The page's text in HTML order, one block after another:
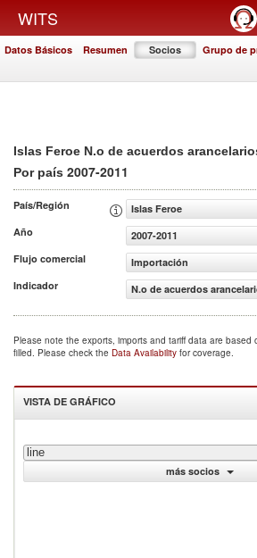
WITS
Datos Básicos Resumen Socios Grupo de
Islas Feroe N.o de acuerdos
Por país 2007-2011
País/Región
Islas Feroe
Año
2007-2011
Flujo comercial
Importación
Indicador
N.o de acuerdos
Please note the exports, imports and tariff data are
filled. Please check the Data Availability for coverage.
VISTA DE GRÁFICO
line
más socios